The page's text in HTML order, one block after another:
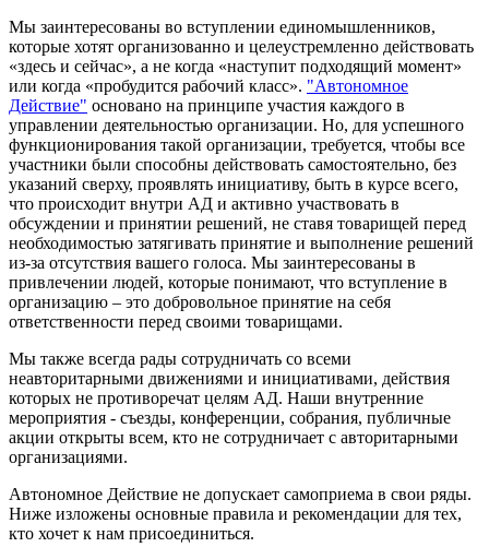
Мы заинтересованы во вступлении единомышленников,
которые хотят организованно и целеустремленно действовать
«здесь и сейчас», а не когда «наступит подходящий момент»
или когда «пробудится рабочий класс». "Автономное
Действие" основано на принципе участия каждого в
управлении деятельностью организации. Но, для успешного
функционирования такой организации, требуется, чтобы все
участники были способны действовать самостоятельно, без
указаний сверху, проявлять инициативу, быть в курсе всего,
что происходит внутри АД и активно участвовать в
обсуждении и принятии решений, не ставя товарищей перед
необходимостью затягивать принятие и выполнение решений
из-за отсутствия вашего голоса. Мы заинтересованы в
привлечении людей, которые понимают, что вступление в
организацию – это добровольное принятие на себя
ответственности перед своими товарищами.
Мы также всегда рады сотрудничать со всеми
неавторитарными движениями и инициативами, действия
которых не противоречат целям АД. Наши внутренние
мероприятия - съезды, конференции, собрания, публичные
акции открыты всем, кто не сотрудничает с авторитарными
организациями.
Автономное Действие не допускает самоприема в свои ряды.
Ниже изложены основные правила и рекомендации для тех,
кто хочет к нам присоединиться.